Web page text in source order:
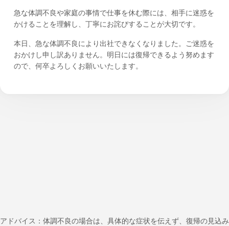
急な体調不良や家庭の事情で仕事を休む際には、相手に迷惑を
かけることを理解し、丁寧にお詫びすることが大切です。
本日、急な体調不良により出社できなくなりました。ご迷惑を
おかけし申し訳ありません。明日には復帰できるよう努めます
ので、何卒よろしくお願いいたします。
アドバイス：体調不良の場合は、具体的な症状を伝えず、復帰の見込み